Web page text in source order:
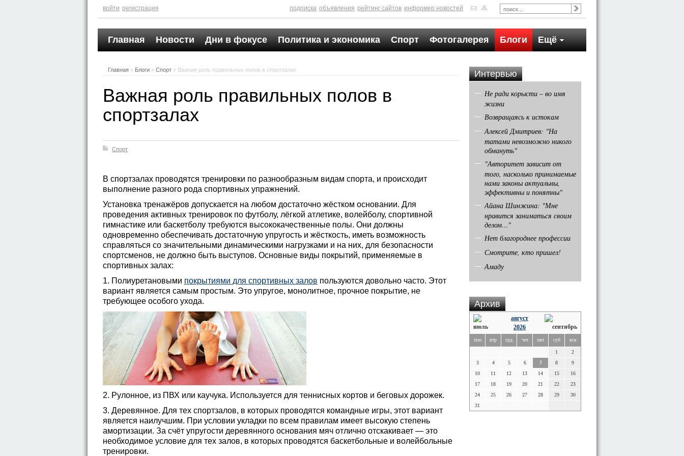
войти регистрация подписка объявления рейтинг сайтов информер новостей
Главная Новости Дни в фокусе Политика и экономика Спорт Фотогалерея Блоги Ещё
Главная » Блоги » Спорт » Важная роль правильных полов в спортзалах
Важная роль правильных полов в
спортзалах
Спорт
В спортзалах проводятся тренировки по разнообразным видам спорта, и происходит
выполнение разного рода спортивных упражнений.
Установка тренажёров допускается на любом достаточно жёстком основании. Для
проведения активных тренировок по футболу, лёгкой атлетике, волейболу, спортивной
гимнастике или баскетболу требуются высококачественные полы. Они должны
одновременно обеспечивать достаточную упругость и жёсткость, иметь возможность
справляться со значительными динамическими нагрузками и на них, для безопасности
спортсменов, не должно быть выступов. Основные виды покрытий, применяемые в
спортивных залах:
1. Полиуретановыми покрытиями для спортивных залов пользуются довольно часто. Этот
вариант является самым простым. Это упругое, монолитное, прочное покрытие, не
требующее особого ухода.
2. Рулонное, из ПВХ или каучука. Используется для теннисных кортов и беговых дорожек.
3. Деревянное. Для тех спортзалов, в которых проводятся командные игры, этот вариант
является наилучшим. При условии укладки по всем правилам имеет высокую степень
амортизации. За счёт упругости деревянного основания мяч отлично отскакивает — это
необходимое условие для тех залов, в которых проводятся баскетбольные и волейбольные
тренировки.
Интервью
Не ради корысти – во имя
жизни
Возвращаясь к истокам
Алексей Дмитриев: "На
татами невозможно никого
обмануть"
"Авторитет зависит от
того, насколько принимаемые
нами законы актуальны,
эффективны и понятны"
Айана Шинжина: "Мне
нравится заниматься своим
делом…"
Нет благороднее профессии
Смотрите, кто пришел!
Амаду
Архив
август
2026
пон втр срд чет пят суб вск
1
2
3
4 5 6 7 8
9
10
11 12 13 14 15
16
17
18 19 20 21 22
23
24
25 26 27 28 29
30
31